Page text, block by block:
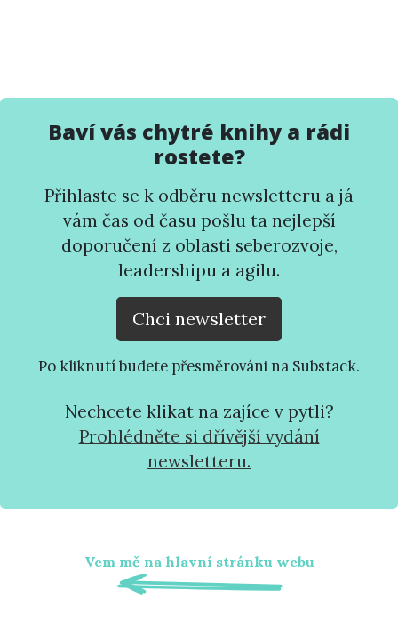
Baví vás chytré knihy a rádi
rostete?
Přihlaste se k odběru newsletteru a já
vám čas od času pošlu ta nejlepší
doporučení z oblasti seberozvoje,
leadershipu a agilu.
Chci newsletter
Po kliknutí budete přesměrováni na Substack.
Nechcete klikat na zajíce v pytli?
Prohlédněte si dřívější vydání
newsletteru.
Vem mě na hlavní stránku webu